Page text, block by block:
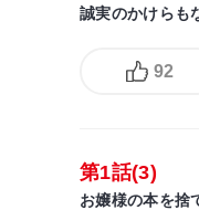
誠実のかけらも
92
第1話(3)
お嬢様の本を捨